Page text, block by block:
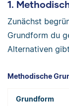
1.
Zunächst
Grundform du
Alternativen
Methodische
Grundform